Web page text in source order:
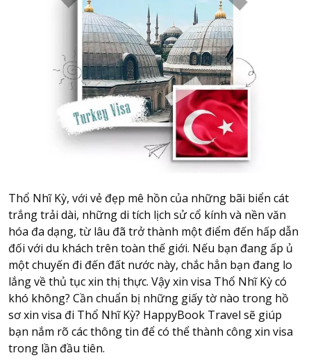
Vietnam travel SIM
International travel SIM
Domestic tours
International Tours
Register as a collaborator
Payment instructions
Instructions for booking tickets
Transfer information
Terms of Use
Privacy Policy
About HappyBook
Thổ Nhĩ Kỳ, với vẻ đẹp mê hồn của những bãi biển cát
trắng trải dài, những di tích lịch sử cổ kính và nền văn
hóa đa dạng, từ lâu đã trở thành một điểm đến hấp dẫn
đối với du khách trên toàn thế giới. Nếu bạn đang ấp ủ
một chuyến đi đến đất nước này, chắc hẳn bạn đang lo
lắng về thủ tục xin thị thực. Vậy xin visa Thổ Nhĩ Kỳ có
khó không? Cần chuẩn bị những giấy tờ nào trong hồ
sơ xin visa đi Thổ Nhĩ Kỳ? HappyBook Travel sẽ giúp
bạn nắm rõ các thông tin để có thể thành công xin visa
trong lần đầu tiên.